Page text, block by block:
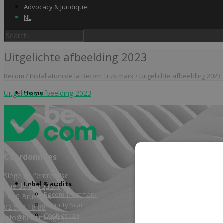
Home
Label & audits
Becom Trustmark
Security Scan
Cookiescan
Advocacy & Juridique
NL
Uitgelichte afbeelding 2023
Becom / Installation de la Becom Trustmark / Uitgelichte afbeelding 2023
Uitgelichte afbeelding 2023
Coordonnées
Siège de l'entreprise
Rue de Marquis 1
1000 Bruxelles
02 588 18 88
info@becom.digital